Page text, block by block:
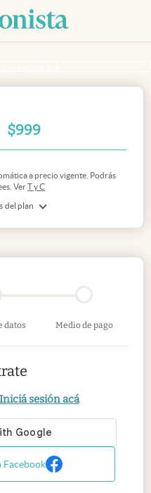
$999
del plan
a precio vigente. Podrás
VerT y C
datos Medio de pago
Iniciá sesión acá
Facebook